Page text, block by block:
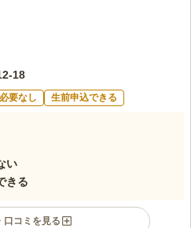
18
要なし 生前申込できる
い
きる
口コミを見る